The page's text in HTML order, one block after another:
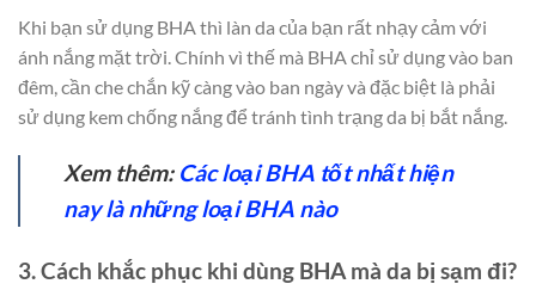
Khi bạn sử dụng BHA thì làn da của bạn rất nhạy cảm với
ánh nắng mặt trời. Chính vì thế mà BHA chỉ sử dụng vào ban
đêm, cần che chắn kỹ càng vào ban ngày và đặc biệt là phải
sử dụng kem chống nắng để tránh tình trạng da bị bắt nắng.
Xem thêm: Các loại BHA tốt nhất hiện
nay là những loại BHA nào
3. Cách khắc phục khi dùng BHA mà da bị sạm đi?